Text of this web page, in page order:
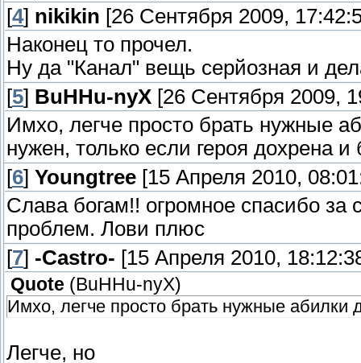
[4] nikikin [26 Сентября 2009,
Наконец то прочел.
Ну да "Канал" вещь серйозная и
[5] BuHHu-nyX [26 Сентября 2009,
Имхо, легче просто брать нужные
нужен, только если героя дохрена
[6] Youngtree [15 Апреля 2010,
Слава богам!! огромное спасибо за
проблем. Лови плюс
[7] -Castro- [15 Апреля 2010,
Quote ( BuHHu-nyX)
Имхо, легче просто брать нужные абилки
Легче, но